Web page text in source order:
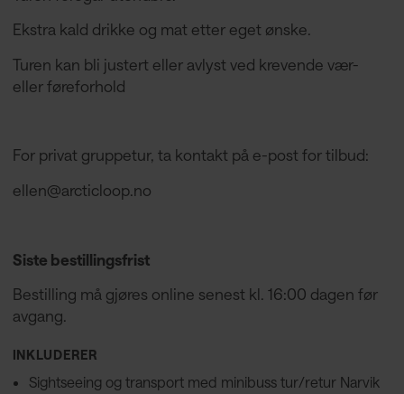
Ekstra kald drikke og mat etter eget ønske.
Turen kan bli justert eller avlyst ved krevende vær-
eller føreforhold
For privat gruppetur, ta kontakt på e-post for tilbud:
ellen@arcticloop.no
Siste bestillingsfrist
Bestilling må gjøres online senest kl. 16:00 dagen før
avgang.
INKLUDERER
Sightseeing og transport med minibuss tur/retur Narvik